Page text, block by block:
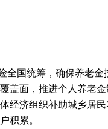
全国统筹，确保养老金
盖面，推进个人养老金
经济组织补助城乡居民
积累。